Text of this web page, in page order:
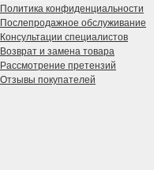
Политика конфиденциальности
Послепродажное обслуживание
Консультации специалистов
Возврат и замена товара
Рассмотрение претензий
Отзывы покупателей